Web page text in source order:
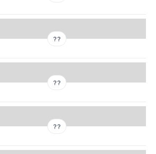
??
??
??